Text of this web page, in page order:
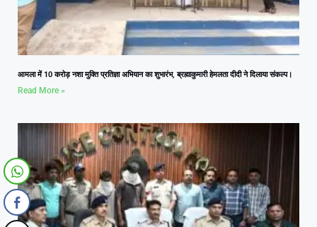
आमला में 10 करोड़ नशा मुक्ति प्रतिज्ञा अभियान का शुभारंभ, ब्रह्माकुमारी हेमलता दीदी ने दिलाया संकल्प।
Read More »